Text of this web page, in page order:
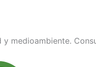
medioambiente.